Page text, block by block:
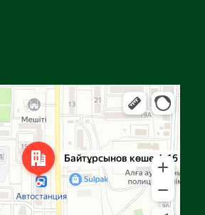
— Яндекс Карты